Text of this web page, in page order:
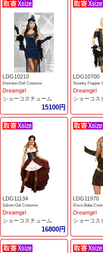
LDG10210
Downton Doll Costume
Dreamgirl
ショーコスチューム
15100円
LDG10700
Swanky Flapper
Dreamgirl
ショーコス
LDG11134
Saloon Gal Costume
Dreamgirl
ショーコスチューム
16800円
LDG11970
Disco Babe
Dreamgirl
ショーコス